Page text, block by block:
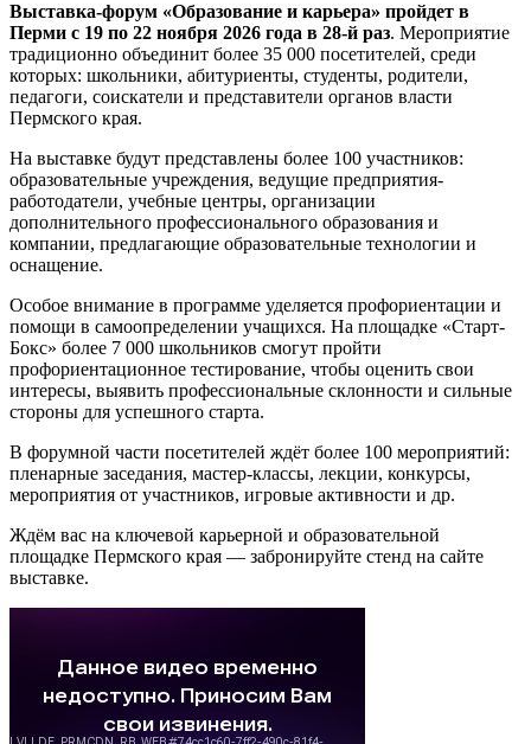
Выставка-форум «Образование и карьера» пройдет в
Перми с 19 по 22 ноября 2026 года в 28-й раз. Мероприятие
традиционно объединит более 35 000 посетителей, среди
которых: школьники, абитуриенты, студенты, родители,
педагоги, соискатели и представители органов власти
Пермского края.
На выставке будут представлены более 100 участников:
образовательные учреждения, ведущие предприятия-
работодатели, учебные центры, организации
дополнительного профессионального образования и
компании, предлагающие образовательные технологии и
оснащение.
Особое внимание в программе уделяется профориентации и
помощи в самоопределении учащихся. На площадке «Старт-
Бокс» более 7 000 школьников смогут пройти
профориентационное тестирование, чтобы оценить свои
интересы, выявить профессиональные склонности и сильные
стороны для успешного старта.
В форумной части посетителей ждёт более 100 мероприятий:
пленарные заседания, мастер-классы, лекции, конкурсы,
мероприятия от участников, игровые активности и др.
Ждём вас на ключевой карьерной и образовательной
площадке Пермского края — забронируйте стенд на сайте
выставке.